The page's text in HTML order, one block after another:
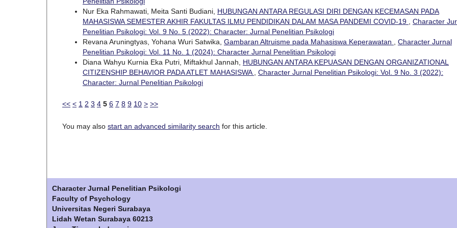
Nur Eka Rahmawati, Meita Santi Budiani, HUBUNGAN ANTARA REGULASI DIRI DENGAN KECEMASAN PADA
MAHASISWA SEMESTER AKHIR FAKULTAS ILMU PENDIDIKAN DALAM MASA PANDEMI COVID-19
Character
Penelitian Psikologi: Vol. 9 No. 5 (2022): Character: Jurnal Penelitian Psikologi
Revana Aruningtyas, Yohana Wuri Satwika, Gambaran Altruisme pada Mahasiswa Keperawatan
Character Jurnal
Penelitian Psikologi: Vol. 11 No. 1 (2024): Character Jurnal Penelitian Psikologi
Diana Wahyu Kurnia Eka Putri, Miftakhul Jannah, HUBUNGAN ANTARA KEPUASAN DENGAN ORGANIZATIONAL
CITIZENSHIP BEHAVIOR PADA ATLET MAHASISWA
Character Jurnal Penelitian Psikologi: Vol. 9 No. 3 (2022):
Character: Jurnal Penelitian Psikologi
<< < 1 2 3 4 5 6 7 8 9 10 > >>
You may also start an advanced similarity search for this article.
Character Jurnal Penelitian Psikologi
Faculty of Psychology
Universitas Negeri Surabaya
Lidah Wetan Surabaya 60213